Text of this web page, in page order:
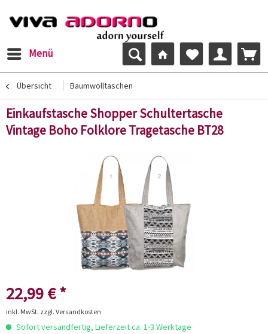
Menü
Übersicht Baumwolltaschen
Einkaufstasche Shopper Schultertasche
Vintage Boho Folklore Tragetasche BT28
22,99 € *
inkl. MwSt. zzgl. Versandkosten
Sofort versandfertig, Lieferzeit ca. 1-3 Werktage